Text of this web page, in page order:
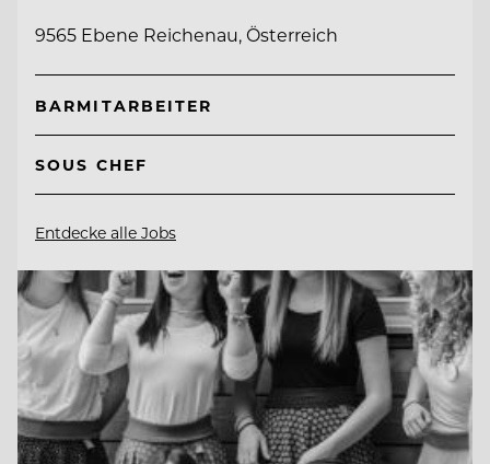
9565 Ebene Reichenau, Österreich
BARMITARBEITER
SOUS CHEF
Entdecke alle Jobs